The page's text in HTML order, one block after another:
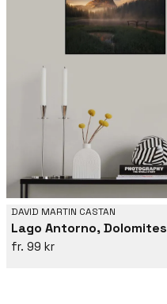
DAVID MARTIN CASTAN
Lago Antorno, Dolomites
99 kr